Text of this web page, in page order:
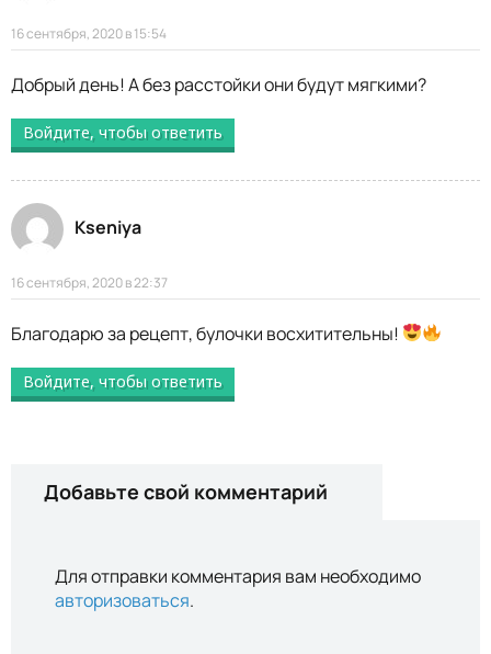
16 сентября, 2020 в 15:54
Добрый день! А без расстойки они будут мягкими?
Войдите, чтобы ответить
Kseniya
16 сентября, 2020 в 22:37
Благодарю за рецепт, булочки восхитительны!
Войдите, чтобы ответить
Добавьте свой комментарий
Для отправки комментария вам необходимо
авторизоваться.